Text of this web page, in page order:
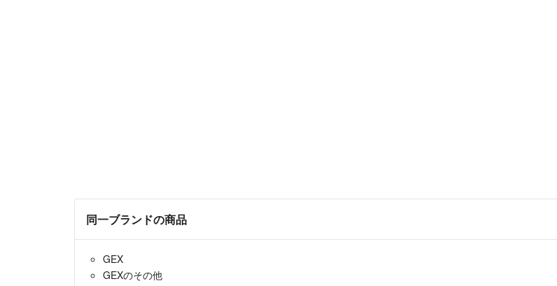
同一ブランドの商品
GEX
GEXのその他